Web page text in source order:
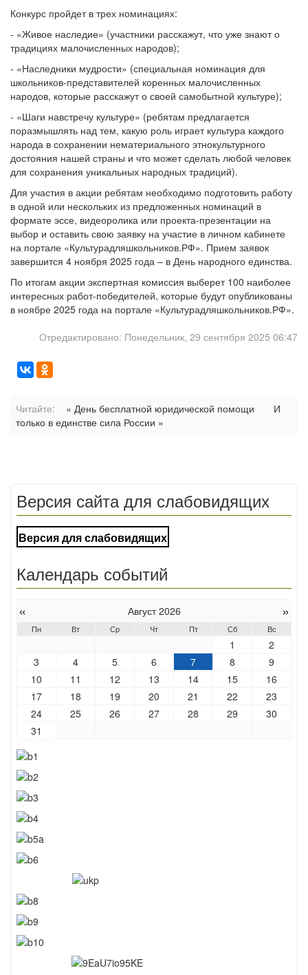
Конкурс пройдет в трех номинациях:
- «Живое наследие» (участники расскажут, что уже знают о
традициях малочисленных народов);
- «Наследники мудрости» (специальная номинация для
школьников-представителей коренных малочисленных
народов, которые расскажут о своей самобытной культуре);
- «Шаги навстречу культуре» (ребятам предлагается
поразмышлять над тем, какую роль играет культура каждого
народа в сохранении нематериального этнокультурного
достояния нашей страны и что может сделать любой человек
для сохранения уникальных народных традиций).
Для участия в акции ребятам необходимо подготовить работу
в одной или нескольких из предложенных номинаций в
формате эссе, видеоролика или проекта-презентации на
выбор и оставить свою заявку на участие в личном кабинете
на портале «Культурадляшкольников.РФ». Прием заявок
завершится 4 ноября 2025 года – в День народного единства.
По итогам акции экспертная комиссия выберет 100 наиболее
интересных работ-победителей, которые будут опубликованы
в ноябре 2025 года на портале «Культурадляшкольников.РФ».
Отредактировано: Понедельник, 29 сентября 2025 06:47
Читайте: « День бесплатной юридической помощи
И
только в единстве сила России »
Версия сайта для слабовидящих
Версия для слабовидящих
Календарь событий
« Август 2026 »
Пн Вт Ср Чт Пт Сб Вс
1
2
3
4 5 6 7 8
9
10
11 12 13 14 15
16
17
18 19 20 21 22
23
24
25 26 27 28 29
30
31